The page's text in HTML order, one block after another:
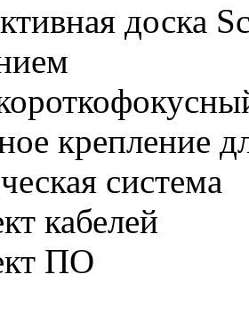
доска
крепление
система
кабелей
ПО